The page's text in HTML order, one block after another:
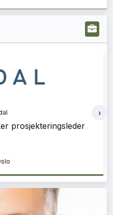
prosjekteringsleder
prosjektleder
›